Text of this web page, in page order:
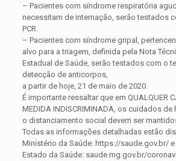
– Pacientes com síndrome respiratória
necessitam de internação, serão testados
PCR.
– Pacientes com síndrome gripal,
alvo para a triagem, definida pela Nota
Estadual de Saúde, serão testados com o
detecção de anticorpos,
a partir de hoje, 21 de maio de 2020.
É importante ressaltar que em QUALQUER
MEDIDA INDISCRIMINADA, os cuidados
o distanciamento social devem ser
Todas as informações detalhadas estão
Ministério da Saúde: https://saude.gov.br/
Estado da Saúde: saude.mg.gov.br/